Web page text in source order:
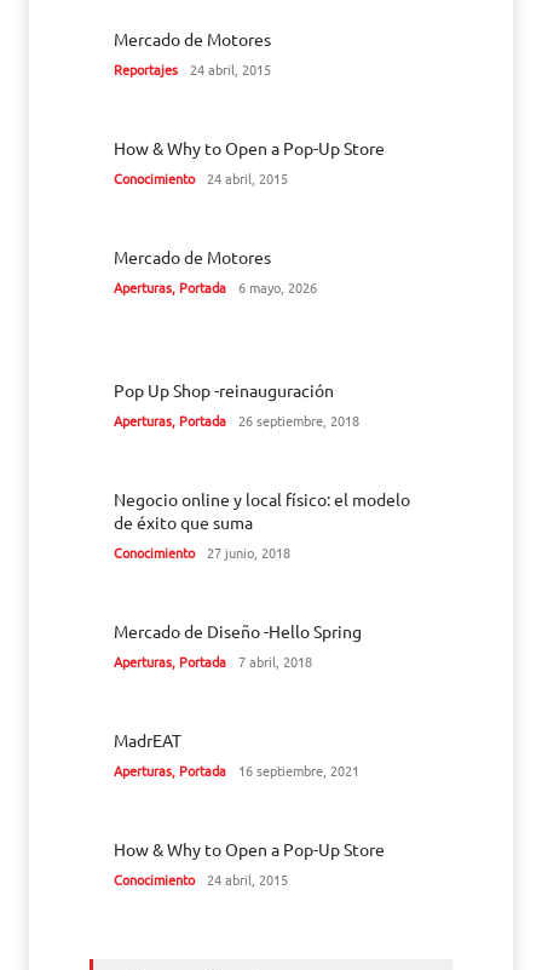
Mercado de Motores
Reportajes 24 abril, 2015
How & Why to Open a Pop-Up Store
Conocimiento 24 abril, 2015
Mercado de Motores
Aperturas, Portada 6 mayo, 2026
Pop Up Shop -reinauguración
Aperturas, Portada 26 septiembre, 2018
Negocio online y local físico: el modelo
de éxito que suma
Conocimiento 27 junio, 2018
Mercado de Diseño -Hello Spring
Aperturas, Portada 7 abril, 2018
MadrEAT
Aperturas, Portada 16 septiembre, 2021
How & Why to Open a Pop-Up Store
Conocimiento 24 abril, 2015